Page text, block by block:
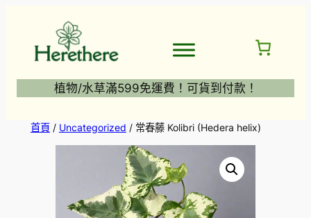
植物/水草滿599免運費！可貨到付款！
首頁/ Uncategorized / 常春藤 Kolibri (Hedera helix)